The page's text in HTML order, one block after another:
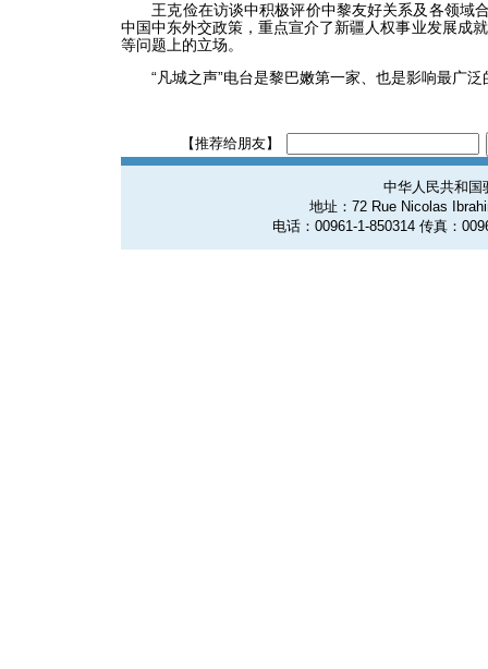
王克俭在访谈中积极评价中黎友好关系及各领域合
中国中东外交政策，重点宣介了新疆人权事业发展成
等问题上的立场。
“凡城之声”电台是黎巴嫩第一家、也是影响最广泛
【推荐给朋友】
中华人民共和国
地址：72 Rue Nicolas
电话：00961-1-850314 传真：